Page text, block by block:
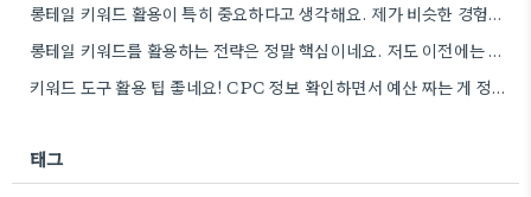
롱테일 키워드 활용이 특히 중요하다고 생각해요. 제가 비슷한 경험을 할 때, 너무 일반적인 키워드에 집중했더니…
롱테일 키워드를 활용하는 전략은 정말 핵심이네요. 저도 이전에는 너무 넓은 범위의 키워드에 집중해서 예산을 낭비했던…
키워드 도구 활용 팁 좋네요! CPC 정보 확인하면서 예산 짜는 게 정말 중요할 것 같아요.
태그